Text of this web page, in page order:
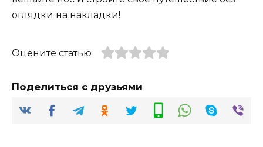
оглядки на накладки!
Оцените статью
Поделиться с друзьями